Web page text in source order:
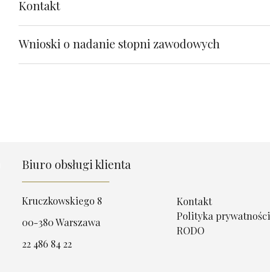
Kontakt
Wnioski o nadanie stopni zawodowych
Biuro obsługi klienta
Kruczkowskiego 8
00-380 Warszawa
22 486 84 22
Kontakt
Polityka prywatności
RODO